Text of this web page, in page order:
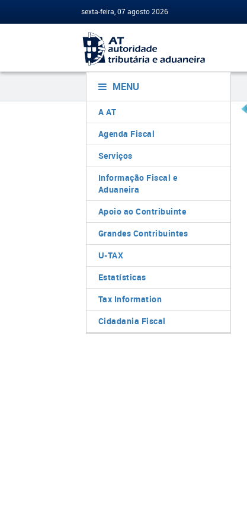
sexta-feira, 07 agosto 2026
MENU
A AT
Agenda Fiscal
Serviços
Informação Fiscal e
Aduaneira
Apoio ao Contribuinte
Grandes Contribuintes
U-TAX
Estatísticas
Tax Information
Cidadania Fiscal